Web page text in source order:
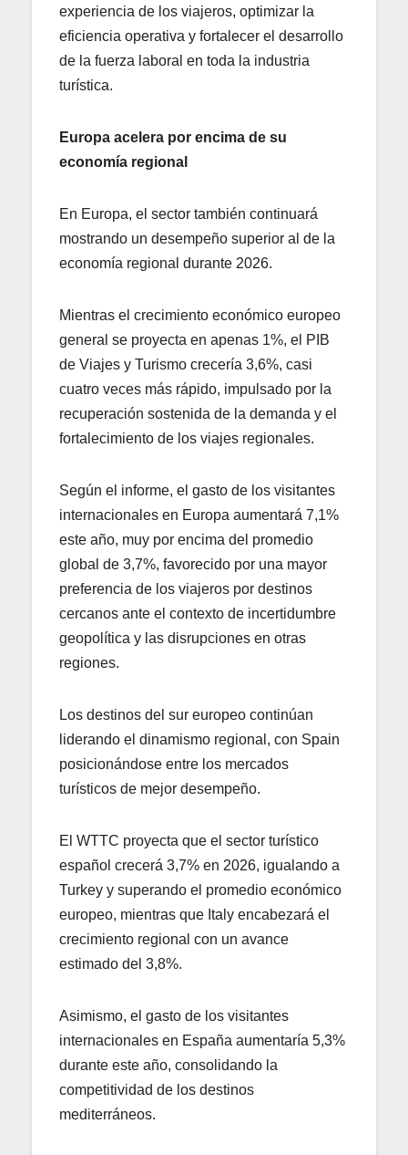
experiencia de los viajeros, optimizar la
eficiencia operativa y fortalecer el desarrollo
de la fuerza laboral en toda la industria
turística.
Europa acelera por encima de su
economía regional
En Europa, el sector también continuará
mostrando un desempeño superior al de la
economía regional durante 2026.
Mientras el crecimiento económico europeo
general se proyecta en apenas 1%, el PIB
de Viajes y Turismo crecería 3,6%, casi
cuatro veces más rápido, impulsado por la
recuperación sostenida de la demanda y el
fortalecimiento de los viajes regionales.
Según el informe, el gasto de los visitantes
internacionales en Europa aumentará 7,1%
este año, muy por encima del promedio
global de 3,7%, favorecido por una mayor
preferencia de los viajeros por destinos
cercanos ante el contexto de incertidumbre
geopolítica y las disrupciones en otras
regiones.
Los destinos del sur europeo continúan
liderando el dinamismo regional, con Spain
posicionándose entre los mercados
turísticos de mejor desempeño.
El WTTC proyecta que el sector turístico
español crecerá 3,7% en 2026, igualando a
Turkey y superando el promedio económico
europeo, mientras que Italy encabezará el
crecimiento regional con un avance
estimado del 3,8%.
Asimismo, el gasto de los visitantes
internacionales en España aumentaría 5,3%
durante este año, consolidando la
competitividad de los destinos
mediterráneos.